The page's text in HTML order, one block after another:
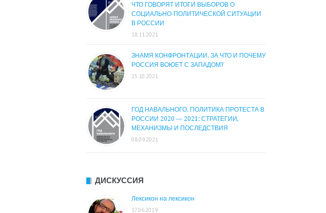
ЧТО ГОВОРЯТ ИТОГИ ВЫБОРОВ О
СОЦИАЛЬНО-ПОЛИТИЧЕСКОЙ СИТУАЦИИ
В РОССИИ
18.11.2021
ЗНАМЯ КОНФРОНТАЦИИ. ЗА ЧТО И ПОЧЕМУ
РОССИЯ ВОЮЕТ С ЗАПАДОМ?
25.10.2021
ГОД НАВАЛЬНОГО. ПОЛИТИКА ПРОТЕСТА В
РОССИИ 2020 — 2021: СТРАТЕГИИ,
МЕХАНИЗМЫ И ПОСЛЕДСТВИЯ
08.09.2021
ДИСКУССИЯ
Лексикон на лексикон
17.06.2019